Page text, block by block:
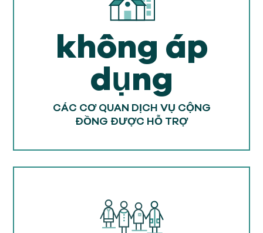
không áp
dụng
CÁC CƠ QUAN DỊCH VỤ CỘNG
ĐỒNG ĐƯỢC HỖ TRỢ